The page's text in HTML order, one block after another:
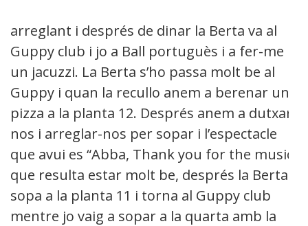
arreglant i després de dinar la Berta va al
Guppy club i jo a Ball portuguès i a fer-me
un jacuzzi. La Berta s’ho passa molt be al
Guppy i quan la recullo anem a berenar una
pizza a la planta 12. Després anem a dutxar-
nos i arreglar-nos per sopar i l’espectacle
que avui es “Abba, Thank you for the music”
que resulta estar molt be, després la Berta
sopa a la planta 11 i torna al Guppy club
mentre jo vaig a sopar a la quarta amb la